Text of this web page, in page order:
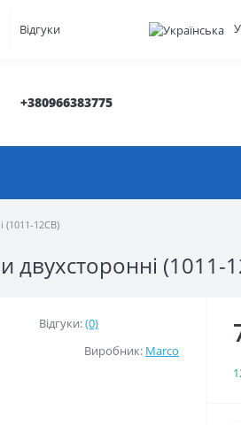
Відгуки
+380966383775
12CB)
двухсторонні (1011-
Відгуки:(0)
Виробник: Marco